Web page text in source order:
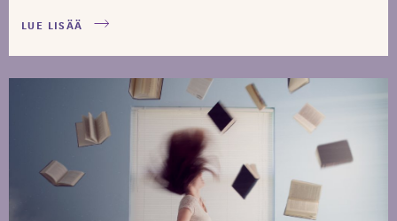
LUE LISÄÄ